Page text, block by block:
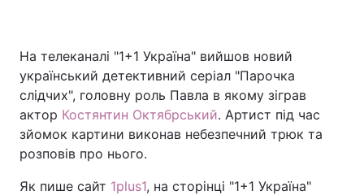
На телеканалі "1+1 Україна" вийшов новий
український детективний серіал "Парочка
слідчих", головну роль Павла в якому зіграв
актор Костянтин Октябрський. Артист під час
зйомок картини виконав небезпечний трюк та
розповів про нього.
Як пише сайт 1plus1, на сторінці "1+1 Україна"